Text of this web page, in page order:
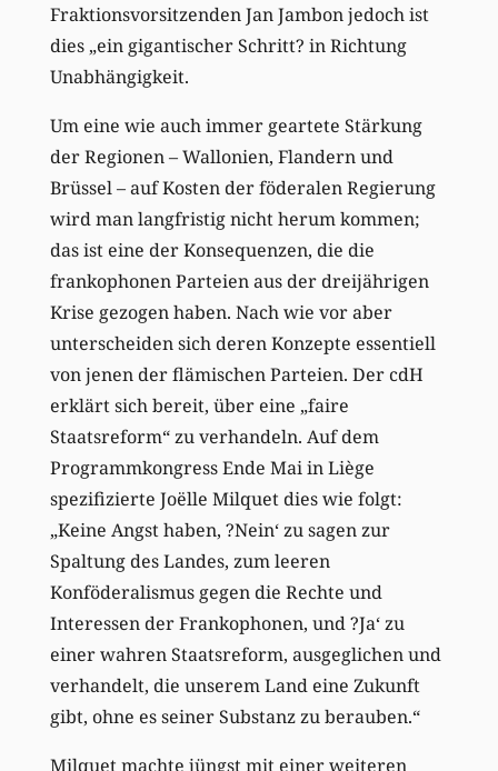
Fraktionsvorsitzenden Jan Jambon jedoch ist
dies „ein gigantischer Schritt? in Richtung
Unabhängigkeit.
Um eine wie auch immer geartete Stärkung
der Regionen – Wallonien, Flandern und
Brüssel – auf Kosten der föderalen Regierung
wird man langfristig nicht herum kommen;
das ist eine der Konsequenzen, die die
frankophonen Parteien aus der dreijährigen
Krise gezogen haben. Nach wie vor aber
unterscheiden sich deren Konzepte essentiell
von jenen der flämischen Parteien. Der cdH
erklärt sich bereit, über eine „faire
Staatsreform“ zu verhandeln. Auf dem
Programmkongress Ende Mai in Liège
spezifizierte Joëlle Milquet dies wie folgt:
„Keine Angst haben, ?Nein‘ zu sagen zur
Spaltung des Landes, zum leeren
Konföderalismus gegen die Rechte und
Interessen der Frankophonen, und ?Ja‘ zu
einer wahren Staatsreform, ausgeglichen und
verhandelt, die unserem Land eine Zukunft
gibt, ohne es seiner Substanz zu berauben.“
Milquet machte jüngst mit einer weiteren